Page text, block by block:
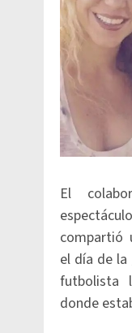
El
compartió
el día de la
futbolista
donde